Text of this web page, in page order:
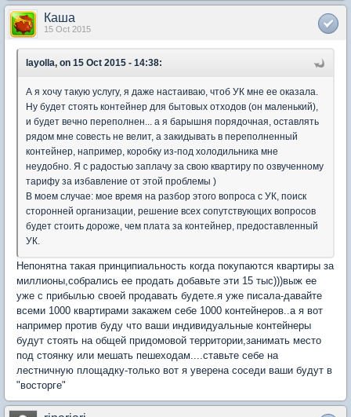
Каша
15 Oct 2015
layolla, on 15 Oct 2015 - 14:38:
А я хочу такую услугу, я даже настаиваю, чтоб УК мне ее оказала.
Ну будет стоять контейнер для бытовых отходов (он маленький),
и будет вечно переполнен... а я барышня порядочная, оставлять
рядом мне совесть не велит, а закидывать в переполненный
контейнер, например, коробку из-под холодильника мне
неудобно. Я с радостью заплачу за свою квартиру по озвученному
тарифу за избавление от этой проблемы )
В моем случае: мое время на разбор этого вопроса с УК, поиск
сторонней организации, решение всех сопутствующих вопросов
будет стоить дороже, чем плата за контейнер, предоставленный
УК.
Непонятна такая принципиальность когда покупаются квартиры за
миллионы,собрались ее продать добавьте эти 15 тыс)))выж ее
уже с прибылью своей продавать будете.я уже писала-давайте
всеми 1000 квартирами закажем себе 1000 контейнеров..а я вот
например против буду что ваши индивидуальные контейнеры
будут стоять на общей придомовой территории,занимать место
под стоянку или мешать пешеходам....ставьте себе на
лестничную площадку-только вот я уверена соседи ваши будут в
"восторге"